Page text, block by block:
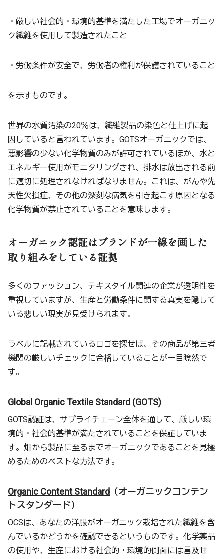
・厳しい社会的・環境的基準を満たした工場でオーガニッ
ク繊維を使用して製造されたこと
・労働条件が安全で、労働者の権利が保護されていること
を示すものです。
世界の水質汚染の20％は、繊維製品の染色と仕上げに起
因していると言われています。GOTSオーガニックでは、
悪影響の少ない化学物質のみが許可されているほか、水と
エネルギー使用がモニタリングされ、排水は放出される前
に適切に処理されなければなりません。これは、がんや先
天性欠損症、その他の深刻な病気を引き起こす原因となる
化学物質が禁止されていることを意味します。
オーガニック認証はブランドが一線を画した
取り組みをしている証拠
多くのファッション、テキスタイル関連の企業が透明性を
重視していますが、生産と労働条件に関する真実を隠して
いる悲しい現実が見受けられます。
ラベルに記載されているロゴを探せば、その商品が第三者
機関の厳しいチェックに合格していることが一目瞭然で
す。
Global Organic Textile Standard (GOTS)
GOTS認証は、サプライチェーン全体を通して、厳しい環
境的・社会的基準が満たされていることを保証していま
す。畑から製品に至るまでオーガニックであることを見極
めるためのベストな方法です。
Organic Content Standard （オーガニックコンテン
トスタンダード）
OCSは、あなたの洋服がオーガニック栽培された繊維を含
んでいるかどうかを確認できるというものです。化学薬品
の使用や、生産における社会的・環境的側面には言及せ